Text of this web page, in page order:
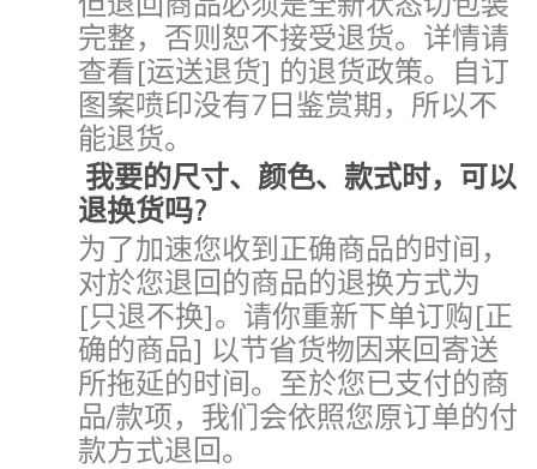
完整，否则恕不接受退货。详情请
查看[运送退货] 的退货政策。自订
图案喷印没有7日鉴赏期， 所以不
能退货。
我要的尺寸、颜色、款式时，可以
退换货吗?
为了加速您收到正确商品的时间，
对於您退回的商品的退换方式为
[只退不换]。请你重新下单订购[正
确的商品] 以节省货物因来回寄送
所拖延的时间。至於您已支付的商
品/款项，我们会依照您原订单的付
款方式退回。